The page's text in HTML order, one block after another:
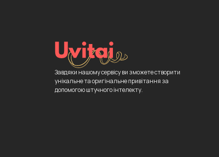
Завдяки нашому сервісу ви зможете створити
унікальне та оригінальне привітання за
допомогою штучного інтелекту.